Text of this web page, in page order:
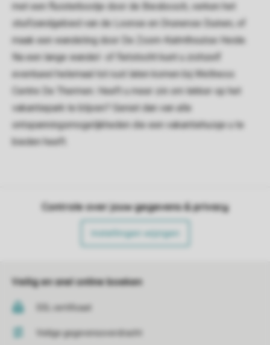
met een fluisterbootje door de Biesbosch, verken het
stuifzandgebied van de Loonse en Drunense Duinen, of
maak een wandeling door De Zoom-Kalmthoutse Heide.
Na een lange wandel- of fietstocht kunt u zichzelf
eventueel helemaal tot rust laten komen bij Wellness
Centre De Thermen. Heeft u meer zin om lekker op het
vakantiepark te blijven? Geniet dan van alle
ontspanningsmogelijkheden die een vakantiehuisje u te
bieden heeft.
Controle over jouw gegevens & privacy
Instellingen wijzigen
Veilig en snel online boeken
SSL certificaat
Veilige gegevensoverdracht